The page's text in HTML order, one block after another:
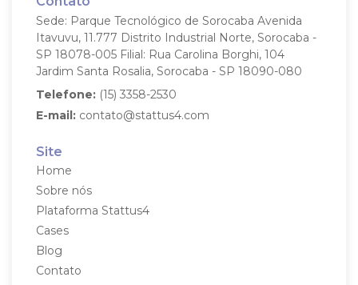
Sede: Parque Tecnológico de Sorocaba Avenida
Itavuvu, 11.777 Distrito Industrial Norte, Sorocaba -
SP 18078-005 Filial: Rua Carolina Borghi, 104
Jardim Santa Rosalia, Sorocaba - SP 18090-080
Telefone: (15) 3358-2530
E-mail: contato@stattus4.com
Site
Home
Sobre nós
Plataforma Stattus4
Cases
Blog
Contato